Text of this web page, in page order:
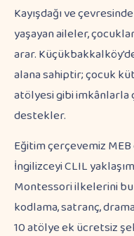
Kayışdağı ve
yaşayan aileler,
arar.
alana sahiptir; çocuk
atölyesi gibi imkânlarla
destekler.
Eğitim çerçevemiz MEB
İngilizceyi CLIL
Montessori ilkelerini bu
kodlama, satranç,
10 atölye ek ücretsiz